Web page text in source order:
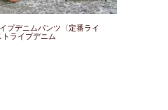
プデニムパンツ〈定番ライ
ライプデニム